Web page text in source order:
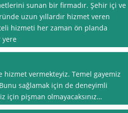
sunan bir firmadır. Şehir içi ve
uzun yıllardır hizmet veren
hizmeti her zaman ön planda
yere
hizmet vermekteyiz. Temel gayemiz
sağlamak için de deneyimli
için pişman olmayacaksınız…